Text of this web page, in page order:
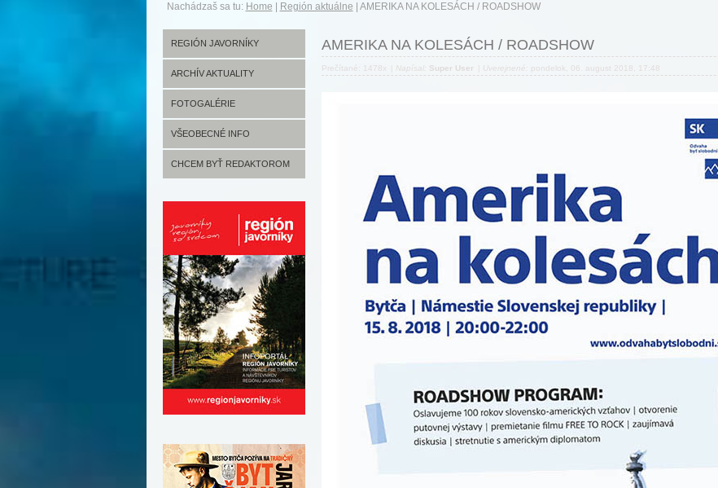
Nachádzaš sa tu: Home Región aktuálne AMERIKA NA KOLESÁCH / ROADSHOW
REGIÓN JAVORNÍKY
ARCHÍV AKTUALITY
FOTOGALÉRIE
VŠEOBECNÉ INFO
CHCEM BYŤ REDAKTOROM
AMERIKA NA KOLESÁCH / ROADSHOW
Prečítané: 1478x Napísal: Super User Uverejnené: pondelok, 06. august 2018, 17:48